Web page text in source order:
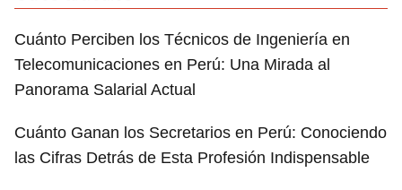
Cuánto Perciben los Técnicos de Ingeniería en
Telecomunicaciones en Perú: Una Mirada al
Panorama Salarial Actual
Cuánto Ganan los Secretarios en Perú: Conociendo
las Cifras Detrás de Esta Profesión Indispensable